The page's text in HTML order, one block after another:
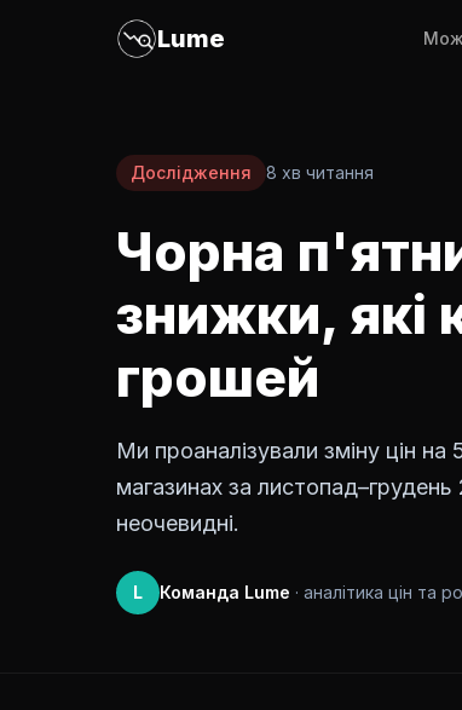
Lume
Дослідження 8 хв читання
Чорна
знижки,
грошей
Ми проаналізували зміну цін на
магазинах за
неочевидні.
L Команда Lume · аналітика цін та